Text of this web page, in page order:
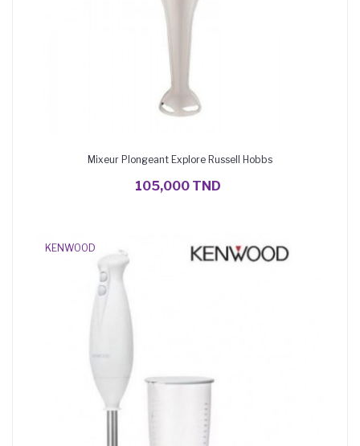
Mixeur Plongeant Explore Russell Hobbs
105,000 TND
KENWOOD